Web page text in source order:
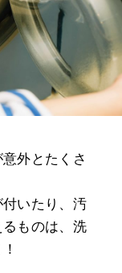
外とたくさ
いたり、汚
ものは、洗